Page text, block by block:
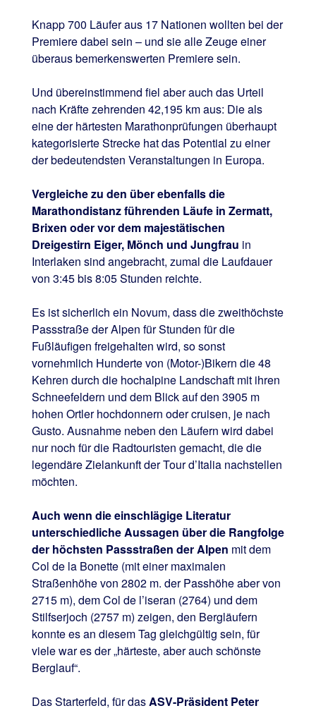
Knapp 700 Läufer aus 17 Nationen wollten bei der
Premiere dabei sein – und sie alle Zeuge einer
überaus bemerkenswerten Premiere sein.
Und übereinstimmend fiel aber auch das Urteil
nach Kräfte zehrenden 42,195 km aus: Die als
eine der härtesten Marathonprüfungen überhaupt
kategorisierte Strecke hat das Potential zu einer
der bedeutendsten Veranstaltungen in Europa.
Vergleiche zu den über ebenfalls die
Marathondistanz führenden Läufe in Zermatt,
Brixen oder vor dem majestätischen
Dreigestirn Eiger, Mönch und Jungfrau in
Interlaken sind angebracht, zumal die Laufdauer
von 3:45 bis 8:05 Stunden reichte.
Es ist sicherlich ein Novum, dass die zweithöchste
Passstraße der Alpen für Stunden für die
Fußläufigen freigehalten wird, so sonst
vornehmlich Hunderte von (Motor-)Bikern die 48
Kehren durch die hochalpine Landschaft mit ihren
Schneefeldern und dem Blick auf den 3905 m
hohen Ortler hochdonnern oder cruisen, je nach
Gusto. Ausnahme neben den Läufern wird dabei
nur noch für die Radtouristen gemacht, die die
legendäre Zielankunft der Tour d’Italia nachstellen
möchten.
Auch wenn die einschlägige Literatur
unterschiedliche Aussagen über die Rangfolge
der höchsten Passstraßen der Alpen mit dem
Col de la Bonette (mit einer maximalen
Straßenhöhe von 2802 m. der Passhöhe aber von
2715 m), dem Col de l’iseran (2764) und dem
Stilfserjoch (2757 m) zeigen, den Bergläufern
konnte es an diesem Tag gleichgültig sein, für
viele war es der „härteste, aber auch schönste
Berglauf“.
Das Starterfeld, für dasASV-Präsident Peter